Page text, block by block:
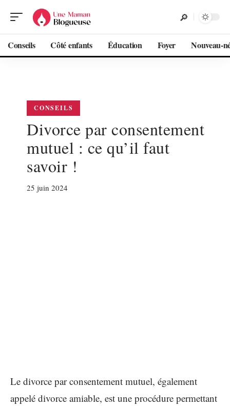
Conseils Côté enfants Éducation Foyer Nouveau-
CONSEILS
Divorce par consentement
mutuel : ce qu’il faut
savoir !
25 juin 2024
Le divorce par consentement mutuel, également
appelé divorce amiable, est une procédure permettant